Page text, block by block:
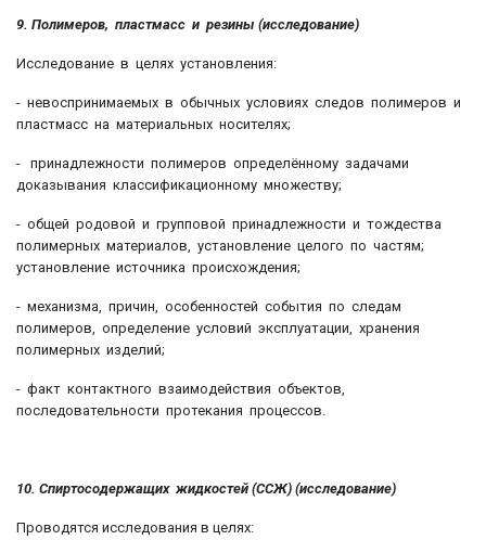
9. Полимеров, пластмасс и резины (исследование)
Исследование в целях установления:
- невоспринимаемых в обычных условиях следов полимеров и
пластмасс на материальных носителях;
- принадлежности полимеров определённому задачами
доказывания классификационному множеству;
- общей родовой и групповой принадлежности и тождества
полимерных материалов, установление целого по частям;
установление источника происхождения;
- механизма, причин, особенностей события по следам
полимеров, определение условий эксплуатации, хранения
полимерных изделий;
- факт контактного взаимодействия объектов,
последовательности протекания процессов.
10. Спиртосодержащих жидкостей (ССЖ) (исследование)
Проводятся исследования в целях: